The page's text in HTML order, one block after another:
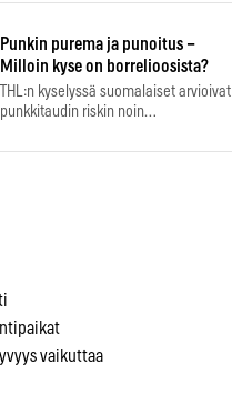
Punkin purema ja punoitus –
Milloin kyse on borrelioosista?
THL:n kyselyssä suomalaiset arvioivat
punkkitaudin riskin noin
vaikuttaa